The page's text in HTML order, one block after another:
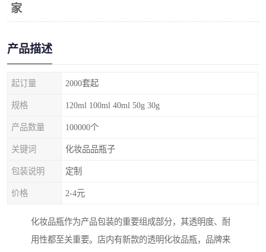
家
产品描述
起订量 2000套起
规格 120ml 100ml 40ml 50g 30g
产品数量 100000个
关键词 化妆品品瓶子
包装说明 定制
价格 2-4元
化妆品瓶作为产品包装的重要组成部分，其透明度、耐
用性都至关重要。店内有新款的透明化妆品瓶，品牌来